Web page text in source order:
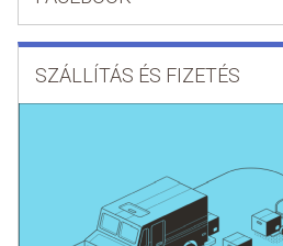
SZÁLLÍTÁS ÉS FIZETÉS